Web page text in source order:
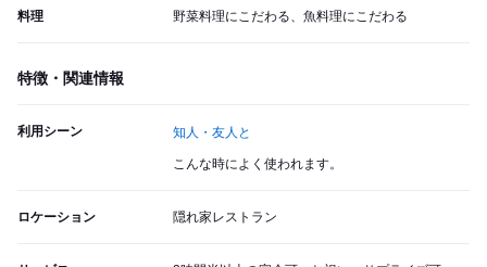
料理 野菜料理にこだわる、魚料理にこだわる
特徴・関連情報
利用シーン 知人・友人と
こんな時によく使われます。
ロケーション 隠れ家レストラン